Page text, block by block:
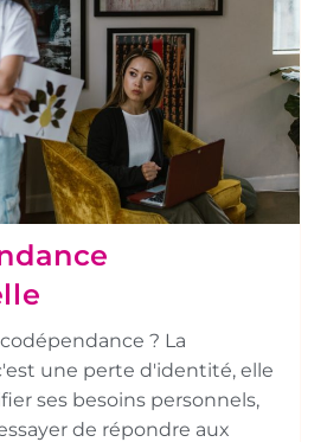
? La
une perte d'identité, elle
ses besoins personnels,
de répondre aux